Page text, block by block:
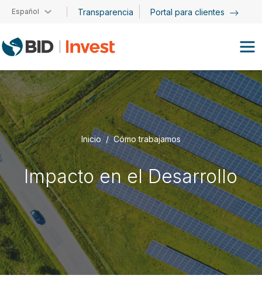
Pasar al contenido principal
Español Transparencia Portal para clientes
Inicio Cómo trabajamos
Impacto en el Desarrollo